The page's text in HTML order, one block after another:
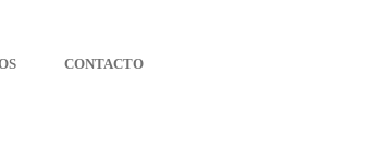
CONTACTO